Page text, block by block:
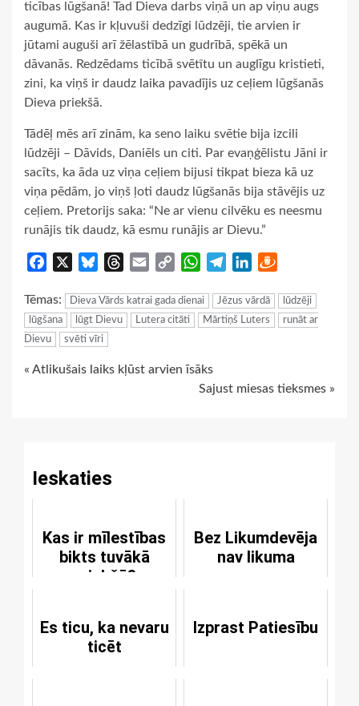
ticības lūgšanā! Tad Dieva darbs viņā un ap viņu augs
augumā. Kas ir kļuvuši dedzīgi lūdzēji, tie arvien ir
jūtami auguši arī žēlastībā un gudrībā, spēkā un
dāvanās. Redzēdams ticībā svētītu un auglīgu kristieti,
zini, ka viņš ir daudz laika pavadījis uz ceļiem lūgšanās
Dieva priekšā.
Tādēļ mēs arī zinām, ka seno laiku svētie bija izcili
lūdzēji – Dāvids, Daniēls un citi. Par evaņģēlistu Jāni ir
sacīts, ka āda uz viņa ceļiem bijusi tikpat bieza kā uz
viņa pēdām, jo viņš ļoti daudz lūgšanās bija stāvējis uz
ceļiem. Pretorijs saka: “Ne ar vienu cilvēku es neesmu
runājis tik daudz, kā esmu runājis ar Dievu.”
Facebook BlueskyThreads
Email
Copy
WhatsApp
TelegramLinkedIn
Tēmas: Dieva Vārds katrai gada dienai Jēzus vārdā
lūdzēji
lūgšana
lūgt Dievu Lutera citāti Mārtiņš Luters
runāt ar
Dievu
svēti vīri
Continue
« Atlikušais laiks kļūst arvien īsāks
Sajust miesas tieksmes »
Ieskaties
Kas ir mīlestības
bikts tuvākā
priekšā?
Bez Likumdevēja
nav likuma
Es ticu, ka nevaru
ticēt
Izprast Patiesību